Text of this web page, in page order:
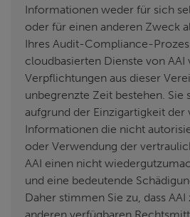
Informationen weder für sich
oder für einen anderen Zweck
Ihres Audit-Compliance-
cloudbasierten Dienste von AAI
Verpflichtungen aus dieser
unbegrenzte Zeit bestehen. Sie
aufgrund der Einzigartigkeit der
Informationen die nicht
oder Verwendung der
AAI einen nicht
und eine bedeutende
Daher stimmen Sie zu, dass